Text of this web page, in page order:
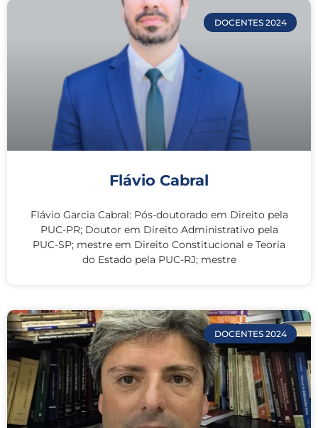
DOCENTES 2024
Flávio Cabral
Flávio Garcia Cabral: Pós-doutorado em Direito pela
PUC-PR; Doutor em Direito Administrativo pela
PUC-SP; mestre em Direito Constitucional e Teoria
do Estado pela PUC-RJ; mestre
DOCENTES 2024